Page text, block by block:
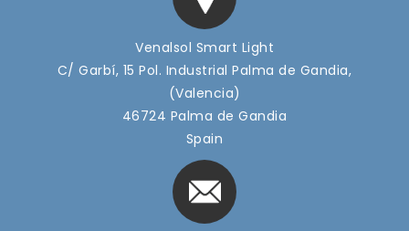
Venalsol Smart Light
C/ Garbí, 15 Pol. Industrial Palma de Gandia,
(Valencia)
46724 Palma de Gandia
Spain